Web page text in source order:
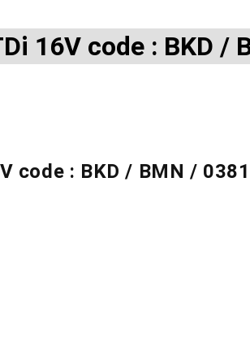
16V code : BKD /
code : BKD / BMN /